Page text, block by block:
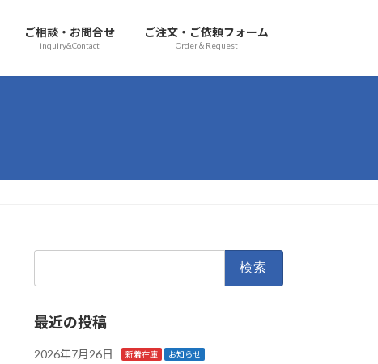
ご相談・お問合せ
inquiry&Contact
ご注文・ご依頼フォーム
Order＆Request
最近の投稿
2026年7月26日 新着在庫 お知らせ